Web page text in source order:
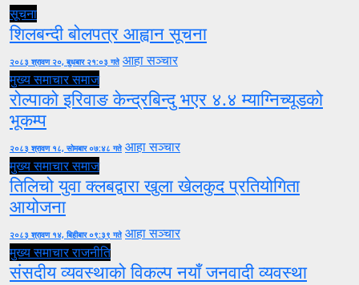
सूचना
शिलबन्दी बोलपत्र आह्वान सूचना
२०८३ श्रावण २०, बुधबार २१:०३ गते आहा सञ्चार
मुख्य समाचारसमाज
रोल्पाको इरिवाङ केन्द्रबिन्दु भएर ४.४ म्याग्निच्यूडको
भूकम्प
२०८३ श्रावण १८, सोमबार ०७:४८ गते आहा सञ्चार
मुख्य समाचारसमाज
तिलिचो युवा क्लबद्वारा खुला खेलकुद प्रतियोगिता
आयोजना
२०८३ श्रावण १४, बिहीबार ०९:३९ गते आहा सञ्चार
मुख्य समाचारराजनीति
संसदीय व्यवस्थाको विकल्प नयाँ जनवादी व्यवस्था